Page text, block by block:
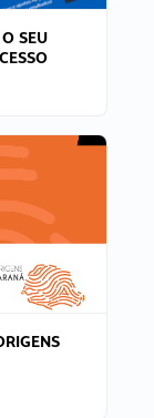
SEU